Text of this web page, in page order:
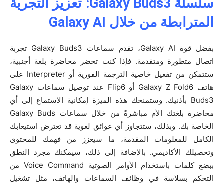
سلسلة Galaxy Buds3: تعزيز التجربة
المترابطة من خلال Galaxy AI
بفضل قوة Galaxy AI، تقدم سماعات Galaxy Buds3 تجربة
اتصال متطورة ومتقدمة. فإذا كنت تحضر محاضرة بلغة أجنبية،
ستتمكن من تفعيل خاصية الترجمة الفورية أو Interpreter على
هاتف Galaxy Z Fold6 أو Flip6 عند توصيل سماعات Galaxy
Buds3 بأذنيك. وستمنحك هذه الميزة إمكانية الاستماع إلى أي
محاضرة بلغتك الأم مباشرةً من خلال سماعات Galaxy Buds
الخاصة بك. وبذلك، ستتجاوز أي عوائق لغوية قد تعترض استيعابك
الكامل للمعلومات المقدمة، ما سيعزز من فهمك للمحتوى
وتحصيلك الأكاديمي. بالإضافة إلى ذلك، سيمكنك مجرد النطق
ببضع كلمات باستخدام الأوامر الصوتية Voice Command من
التحكم بسلاسة في وظائف السماعات والهاتف، مثل تشغيل